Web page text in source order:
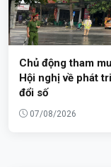
Chủ động tham
Hội nghị về phát
đổi số
07/08/2026